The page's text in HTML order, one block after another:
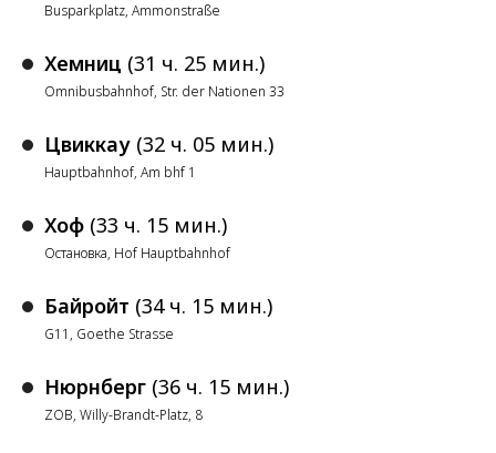
Busparkplatz, Ammonstraße
Хемниц (31 ч. 25 мин.)
Omnibusbahnhof, Str. der Nationen 33
Цвиккау (32 ч. 05 мин.)
Hauptbahnhof, Am bhf 1
Хоф (33 ч. 15 мин.)
Остановка, Hof Hauptbahnhof
Байройт (34 ч. 15 мин.)
G11, Goethe Strasse
Нюрнберг (36 ч. 15 мин.)
ZOB, Willy-Brandt-Platz, 8